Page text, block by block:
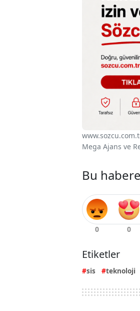
Mega Ajans ve
Bu
Etiketler
sis teknoloji